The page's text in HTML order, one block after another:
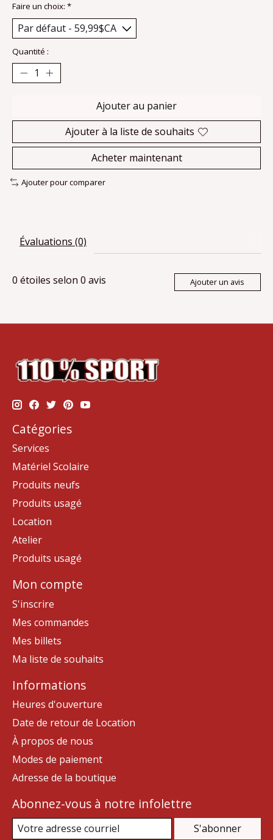
Faire un choix: *
Quantité :
Ajouter au panier
Ajouter à la liste de souhaits
Acheter maintenant
Ajouter pour comparer
Évaluations (0)
0 étoiles selon 0 avis Ajouter un avis
Catégories
Services
Matériel Scolaire
Produits neufs
Produits usagé
Location
Atelier
Produits usagé
Mon compte
S'inscrire
Mes commandes
Mes billets
Ma liste de souhaits
Informations
Heures d'ouverture
Date de retour de Location
À propos de nous
Modes de paiement
Adresse de la boutique
Abonnez-vous à notre infolettre
S'abonner